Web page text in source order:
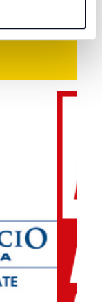
"Voglio